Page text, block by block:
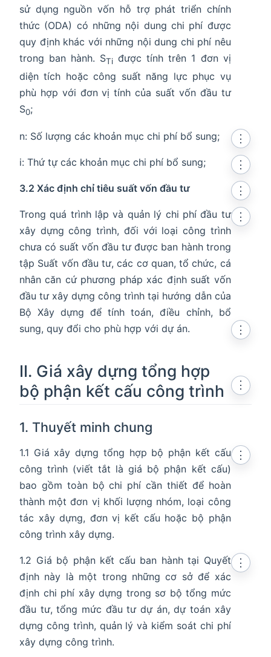
sử dụng nguồn vốn hỗ trợ phát triển chính
thức (ODA) có những nội dung chi phí được
quy định khác với những nội dung chi phí nêu
trong ban hành. STi được tính trên 1 đơn vị
diện tích hoặc công suất năng lực phục vụ
phù hợp với đơn vị tính của suất vốn đầu tư
S0;
n: Số lượng các khoản mục chi phí bổ sung;
⋮
i: Thứ tự các khoản mục chi phí bổ sung;
⋮
3.2 Xác định chỉ tiêu suất vốn đầu tư
⋮
Trong quá trình lập và quản lý chi phí đầu tư
xây dựng công trình, đối với loại công trình
chưa có suất vốn đầu tư được ban hành trong
tập Suất vốn đầu tư, các cơ quan, tổ chức, cá
nhân căn cứ phương pháp xác định suất vốn
đầu tư xây dựng công trình tại hướng dẫn của
Bộ Xây dựng để tính toán, điều chỉnh, bổ
sung, quy đổi cho phù hợp với dự án.
⋮
II. Giá xây dựng tổng hợp
bộ phận kết cấu công trình
⋮
1. Thuyết minh chung
⋮
1.1 Giá xây dựng tổng hợp bộ phận kết cấu
công trình (viết tắt là giá bộ phận kết cấu)
bao gồm toàn bộ chi phí cần thiết để hoàn
thành một đơn vị khối lượng nhóm, loại công
tác xây dựng, đơn vị kết cấu hoặc bộ phận
công trình xây dựng.
⋮
1.2 Giá bộ phận kết cấu ban hành tại Quyết
định này là một trong những cơ sở để xác
định chi phí xây dựng trong sơ bộ tổng mức
đầu tư, tổng mức đầu tư dự án, dự toán xây
dựng công trình, quản lý và kiểm soát chi phí
xây dựng công trình.
⋮